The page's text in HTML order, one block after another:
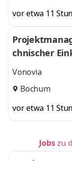
vor etwa 11
chnischer
Vonovia
Bochum
vor etwa 11
Jobszu
Local Buyer